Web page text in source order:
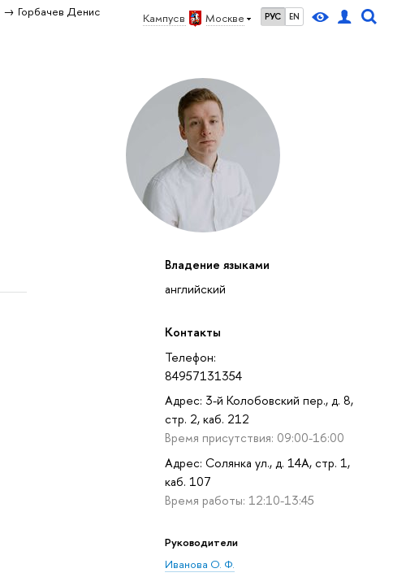
Кампус в Москве РУС EN
Горбачев Денис
Владение языками
английский
Контакты
Телефон:
84957131354
Адрес: 3-й Колобовский пер., д. 8,
стр. 2, каб. 212
Время присутствия: 09:00-16:00
Адрес: Солянка ул., д. 14А, стр. 1,
каб. 107
Время работы: 12:10-13:45
Руководители
Иванова О. Ф.